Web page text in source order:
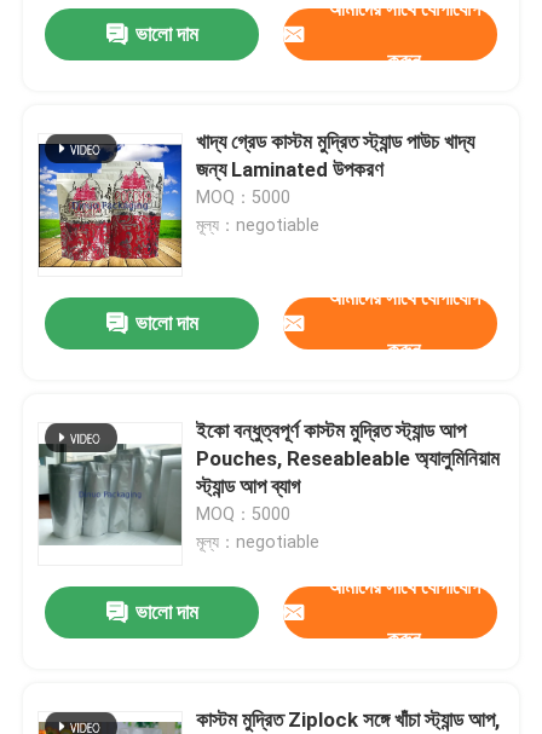
ভালো দাম
আমাদের সাথে যোগাযোগ
করুন
খাদ্য গ্রেড কাস্টম মুদ্রিত স্ট্যান্ড পাউচ খাদ্য
জন্য Laminated উপকরণ
MOQ：5000
মূল্য：negotiable
ভালো দাম
আমাদের সাথে যোগাযোগ
করুন
ইকো বন্ধুত্বপূর্ণ কাস্টম মুদ্রিত স্ট্যান্ড আপ
Pouches, Reseableable অ্যালুমিনিয়াম
স্ট্যান্ড আপ ব্যাগ
MOQ：5000
মূল্য：negotiable
ভালো দাম
আমাদের সাথে যোগাযোগ
করুন
কাস্টম মুদ্রিত Ziplock সঙ্গে খাঁচা স্ট্যান্ড আপ,